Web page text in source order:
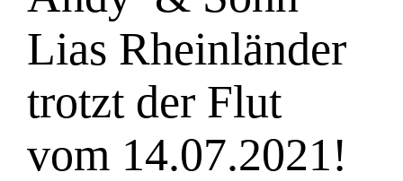
Lias Rheinländer
trotzt der Flut
vom 14.07.2021!